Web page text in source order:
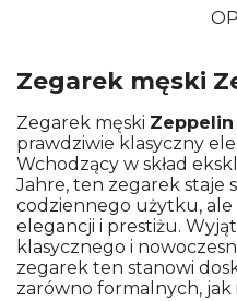
Zegarek męski
Zegarek męski Zeppelin
prawdziwie klasyczny
Wchodzący w skład
Jahre, ten zegarek staje
codziennego użytku,
elegancji i prestiżu.
klasycznego i
zegarek ten stanowi
zarówno formalnych, jak